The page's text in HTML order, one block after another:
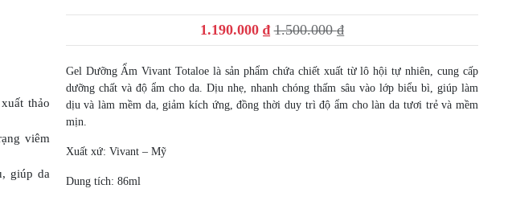
thảo
viêm
giúp da
1.500.000₫
Giá
gốc
là:
1.500.000 ₫.
1.190.000₫Giá
hiện
tại
là:
1.190.000 ₫.
Gel Dưỡng Ẩm Vivant Totaloe là sản phẩm chứa chiết xuất từ lô hội tự nhiên, cung cấp
dưỡng chất và độ ẩm cho da. Dịu nhẹ, nhanh chóng thấm sâu vào lớp biểu bì, giúp làm
dịu và làm mềm da, giảm kích ứng, đồng thời duy trì độ ẩm cho làn da tươi trẻ và mềm
mịn.
Xuất xứ: Vivant – Mỹ
Dung tích: 86ml